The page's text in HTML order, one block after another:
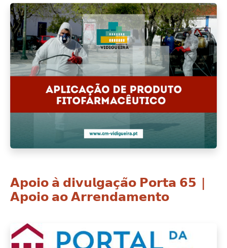
𝗔𝗽𝗼𝗶𝗼 𝗮̀ 𝗱𝗶𝘃𝘂𝗹𝗴𝗮𝗰̧𝗮̃𝗼 𝗣𝗼𝗿𝘁𝗮 𝟲𝟱 |
𝗔𝗽𝗼𝗶𝗼 𝗮𝗼 𝗔𝗿𝗿𝗲𝗻𝗱𝗮𝗺𝗲𝗻𝘁𝗼